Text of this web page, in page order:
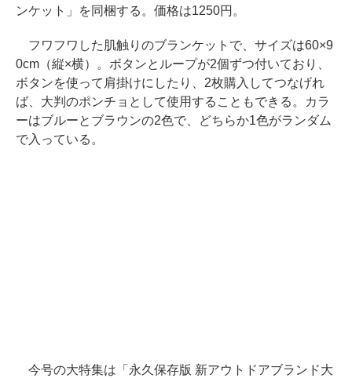
ンケット」を同梱する。価格は1250円。
フワフワした肌触りのブランケットで、サイズは60×9
0cm（縦×横）。ボタンとループが2個ずつ付いており、
ボタンを使って肩掛けにしたり、2枚購入してつなげれ
ば、大判のポンチョとして使用することもできる。カラ
ーはブルーとブラウンの2色で、どちらか1色がランダム
で入っている。
今号の大特集は「永久保存版 新アウトドアブランド大